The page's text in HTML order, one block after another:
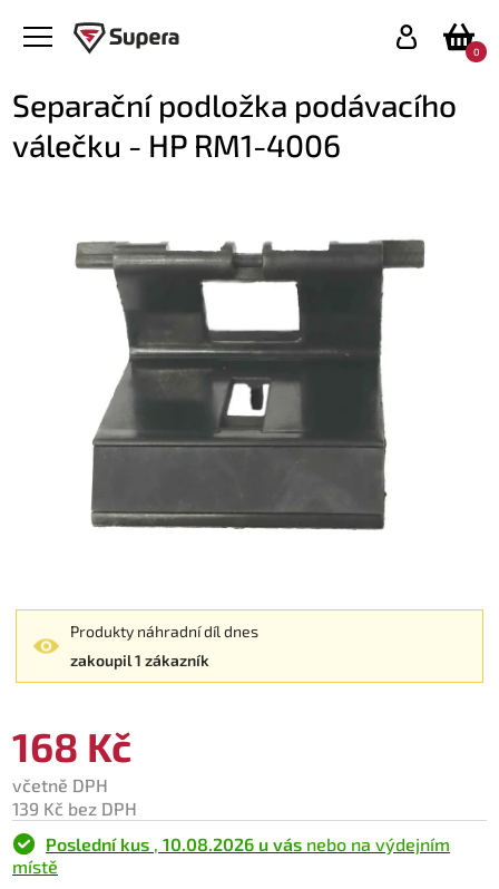
0
Separační podložka podávacího
válečku - HP RM1-4006
Produkty náhradní díl dnes
zakoupil 1 zákazník
168 Kč
včetně DPH
139 Kč bez DPH
Poslední kus , 10.08.2026 u vás nebo na výdejním
místě